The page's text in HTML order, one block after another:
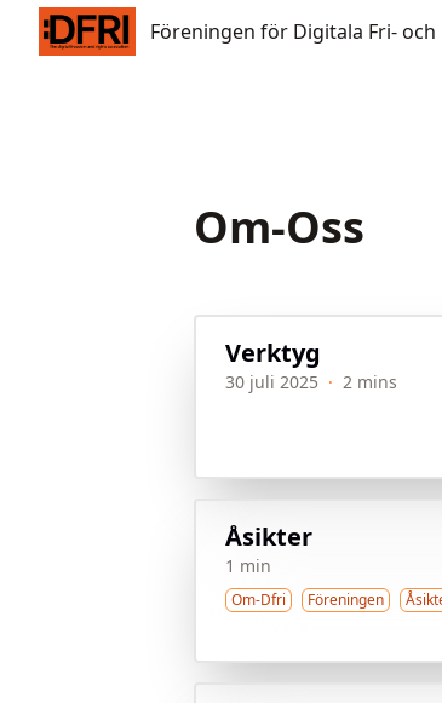
Föreningen för Digitala Fri- och
Föreningen för Digitala Fri-
Om-Oss
Verktyg
30 juli 2025 · 2 mins
Åsikter
1 min
Om-Dfri Föreningen